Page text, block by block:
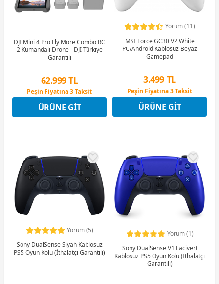
DJI Mini 4 Pro Fly More Combo RC
2 Kumandalı Drone - DJI Türkiye
Garantili
62.999 TL
Peşin Fiyatına 3 Taksit
6 Ay x 12.080 TL taksitle
Peşin Fiyatına 3 Taksit
ÜRÜNE GIT
Yorum (11)
MSI Force GC30 V2 White
PC/Android Kablosuz Beyaz
Gamepad
3.499 TL
Peşin Fiyatına 3 Taksit
9 Ay x 486 TL taksitle
Peşin Fiyatına 3 Taksit
ÜRÜNE GIT
Yorum (5)
Sony DualSense Siyah Kablosuz
PS5 Oyun Kolu (İthalatçı Garantili)
Yorum (1)
Sony DualSense V1 Lacivert
Kablosuz PS5 Oyun Kolu (İthalatçı
Garantili)